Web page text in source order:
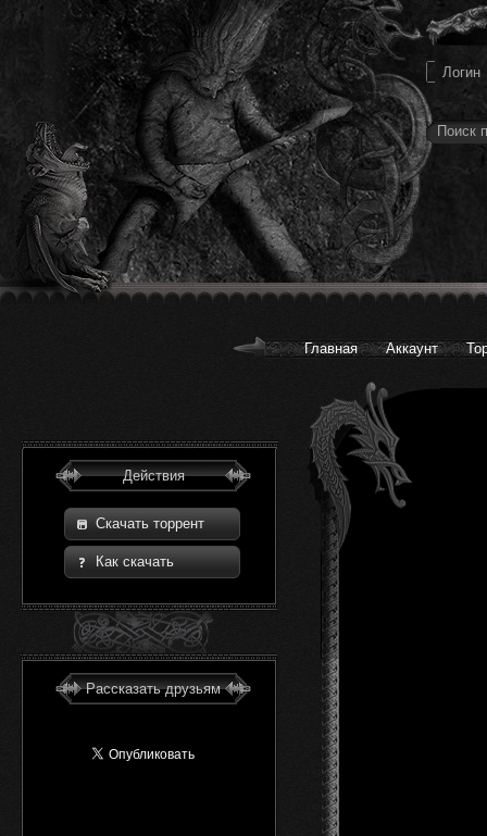
Главная Аккаунт
Действия
Скачать торрент
Как скачать
Рассказать друзьям